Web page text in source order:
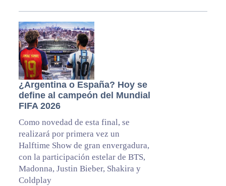
¿Argentina o España? Hoy se
define al campeón del Mundial
FIFA 2026
Como novedad de esta final, se
realizará por primera vez un
Halftime Show de gran envergadura,
con la participación estelar de BTS,
Madonna, Justin Bieber, Shakira y
Coldplay